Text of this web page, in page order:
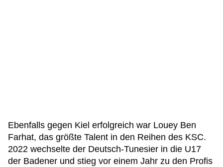
Ebenfalls gegen Kiel erfolgreich war Louey Ben
Farhat, das größte Talent in den Reihen des KSC.
2022 wechselte der Deutsch-Tunesier in die U17
der Badener und stieg vor einem Jahr zu den Profis